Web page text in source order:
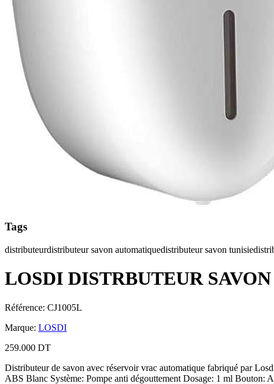
Tags
distributeurdistributeur savon automatiquedistributeur savon tunisie
LOSDI DISTRBUTEUR
Référence: CJ1005L
Marque: LOSDI
259.000 DT
Distributeur de savon avec réservoir vrac automatique fabriqué par
ABS Blanc Système: Pompe anti dégouttement Dosage: 1 ml Bouton: